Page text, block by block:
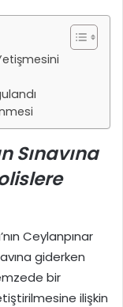
Sınavına
Ceylanpınar
giderken
bir
ilişkin